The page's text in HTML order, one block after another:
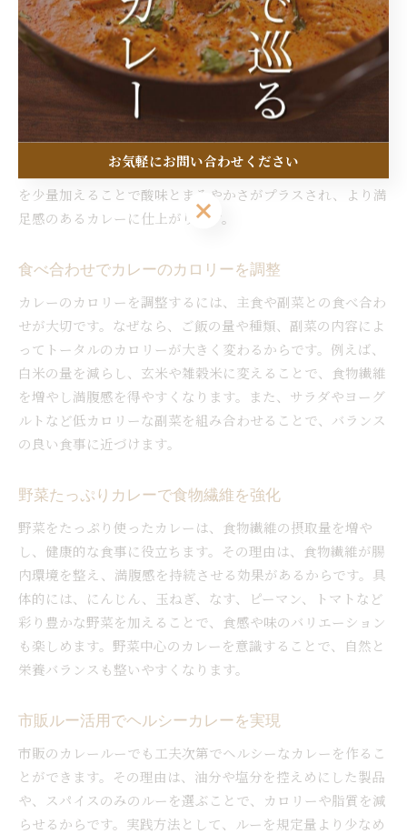
カレー 隠し味で満足感を高めるポイント
シンプルカレーでも満足感を高めるには、隠し味の活用がポ
イントです。理由は、味に深みを加えることで少量でも満足
でき、食べ過ぎ防止につながるためです。具体的には、ヨー
グルトや味噌、トマトピューレを加えるとコクと旨みが増
し、ヘルシーな仕上がりになります。たとえば、ヨーグルト
を少量加えることで酸味とまろやかさがプラスされ、より満
足感のあるカレーに仕上がります。
食べ合わせでカレーのカロリーを調整
カレーのカロリーを調整するには、主食や副菜との食べ合わ
せが大切です。なぜなら、ご飯の量や種類、副菜の内容によ
ってトータルのカロリーが大きく変わるからです。例えば、
白米の量を減らし、玄米や雑穀米に変えることで、食物繊維
を増やし満腹感を得やすくなります。また、サラダやヨーグ
ルトなど低カロリーな副菜を組み合わせることで、バランス
の良い食事に近づけます。
野菜たっぷりカレーで食物繊維を強化
野菜をたっぷり使ったカレーは、食物繊維の摂取量を増や
し、健康的な食事に役立ちます。その理由は、食物繊維が腸
内環境を整え、満腹感を持続させる効果があるからです。具
体的には、にんじん、玉ねぎ、なす、ピーマン、トマトなど
彩り豊かな野菜を加えることで、食感や味のバリエーション
も楽しめます。野菜中心のカレーを意識することで、自然と
栄養バランスも整いやすくなります。
市販ルー活用でヘルシーカレーを実現
市販のカレールーでも工夫次第でヘルシーなカレーを作るこ
とができます。その理由は、油分や塩分を控えめにした製品
や、スパイスのみのルーを選ぶことで、カロリーや脂質を減
らせるからです。実践方法として、ルーを規定量より少なめ
お気軽にお問い合わせください
お気軽にお問い合わせください